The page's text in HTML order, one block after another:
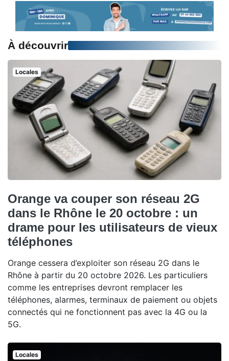
À découvrir
Locales
Orange va couper son réseau 2G
dans le Rhône le 20 octobre : un
drame pour les utilisateurs de vieux
téléphones
Orange cessera d’exploiter son réseau 2G dans le
Rhône à partir du 20 octobre 2026. Les particuliers
comme les entreprises devront remplacer les
téléphones, alarmes, terminaux de paiement ou objets
connectés qui ne fonctionnent pas avec la 4G ou la
5G.
Locales